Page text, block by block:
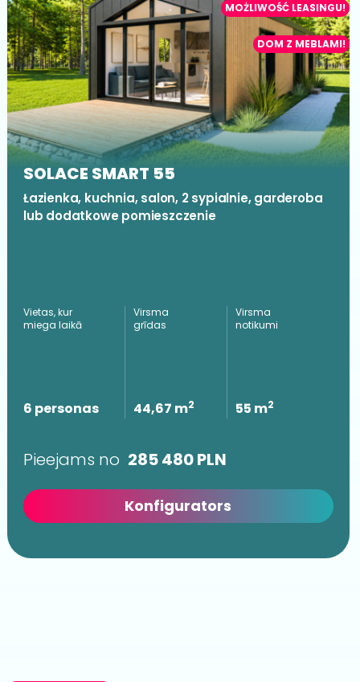
MOŻLIWOŚĆ LEASINGU!
DOM Z MEBLAMI!
SOLACE SMART 55
Łazienka, kuchnia, salon, 2 sypialnie, garderoba
lub dodatkowe pomieszczenie
Vietas, kur
miega laikā
6 personas
Virsma
grīdas
44,67 m2
Virsma
notikumi
55 m2
Pieejams no 285 480PLN
Konfigurators